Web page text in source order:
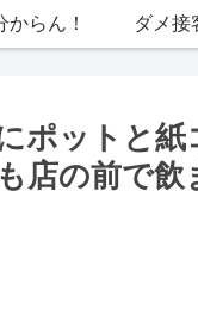
からん！ ダメ接
ポットと紙
店の前で